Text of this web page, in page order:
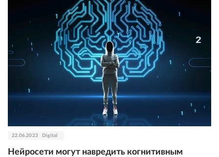
22.06.2023 Digital
Нейросети могут навредить когнитивным